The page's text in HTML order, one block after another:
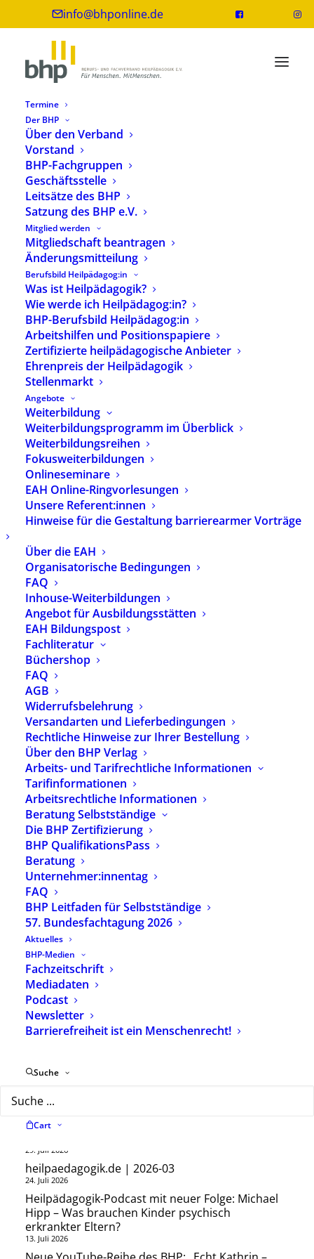
info@bhponline.de
Termine
Der BHP
Über den Verband
Vorstand
BHP-Fachgruppen
Geschäftsstelle
Leitsätze des BHP
Satzung des BHP e.V.
Mitglied werden
Mitgliedschaft beantragen
Änderungsmitteilung
Berufsbild Heilpädagog:in
Was ist Heilpädagogik?
Wie werde ich Heilpädagog:in?
BHP-Berufsbild Heilpädagog:in
Arbeitshilfen und Positionspapiere
Zertifizierte heilpädagogische Anbieter
Ehrenpreis der Heilpädagogik
Stellenmarkt
Angebote
Weiterbildung
Weiterbildungsprogramm im Überblick
Weiterbildungsreihen
Fokusweiterbildungen
Onlineseminare
EAH Online-Ringvorlesungen
Unsere Referent:innen
Hinweise für die Gestaltung barrierearmer Vorträge
Über die EAH
Organisatorische Bedingungen
FAQ
Inhouse-Weiterbildungen
Angebot für Ausbildungsstätten
EAH Bildungspost
Fachliteratur
Büchershop
FAQ
AGB
Widerrufsbelehrung
Versandarten und Lieferbedingungen
Rechtliche Hinweise zur Ihrer Bestellung
Über den BHP Verlag
Arbeits- und Tarifrechtliche Informationen
Tarifinformationen
Arbeitsrechtliche Informationen
Beratung Selbstständige
Die BHP Zertifizierung
BHP QualifikationsPass
Beratung
Unternehmer:innentag
FAQ
BHP Leitfaden für Selbstständige
57. Bundesfachtagung 2026
Aktuelles
BHP-Medien
Fachzeitschrift
Mediadaten
Podcast
Newsletter
Barrierefreiheit ist ein Menschenrecht!
Suche
Cart
BHP bezieht neue Geschäftsräume
in Berlin-Lichtenberg
1. Juli 2019 1 Minuten
Die BHP Geschäftsstelle hat seit 27. Juni 2019
einen neuen Geschäftssitz in Berlin-Lichtenberg.
Die neuen Geschäftsräume befinden sich auf
dem Herzberg-Campus in der Herzbergstrasse
84, (Aufgang C, 3. Obergeschoss) in 10365 Berlin.
Die BHP Geschäftsstelle liegt hier in guter
Nachbarschaft verschiedener sozialer und
Bildungsorganisationen.
Mit dem Entschluss zu einem Umzug in neue
Geschäftsräume in Berlin-Lichtenberg hat der
Vorstand des BHP eine Grundsatzentscheidung
getroffen, die die Verbandsarbeit für die
nächsten neun Jahre sichert und eine gute
Grundlage für die weitere berufs- und
darstellt. Ganz wesentlich ist dabei, dass Berlin
als Ort der politischen Vernetzung und
Entscheidungsfindung auch weiterhin der
Standort der BHP Bundesgeschäftsstelle bleibt.
Sie erreichen uns ab sofort unter der folgenden
Postadresse.:
Berufs- und Fachverband für Heilpädagogik
(BHP) e.V.
Bundesgeschäftsstelle
Herzbergstrasse 84
10365 Berlin
Europäische Akademie für Heilpädagogik im
BHP e.V.| Herzbergstrasse 84| 10365 Berlin
Berufs- und Fachverbands GmbH
Herzbergstrasse 84| 10365 Berlin
An der telefonischen und digitalen
Erreichbarkeit ändert sich nichts. Sie erreichen
Sie uns wie gewohnt unter den bekannten
Kontaktdaten:
Telefon: 0 30 – 40 60 50 60
Fax: 0 30 – 40 60 50 69
E-Mail:info@bhponline.de
Neueste Beiträge
Neue Ausgabe der BHP-Fachzeitschrift
29. Juli 2026
heilpaedagogik.de | 2026-03
24. Juli 2026
Heilpädagogik-Podcast mit neuer Folge: Michael
Hipp – Was brauchen Kinder psychisch
erkrankter Eltern?
13. Juli 2026